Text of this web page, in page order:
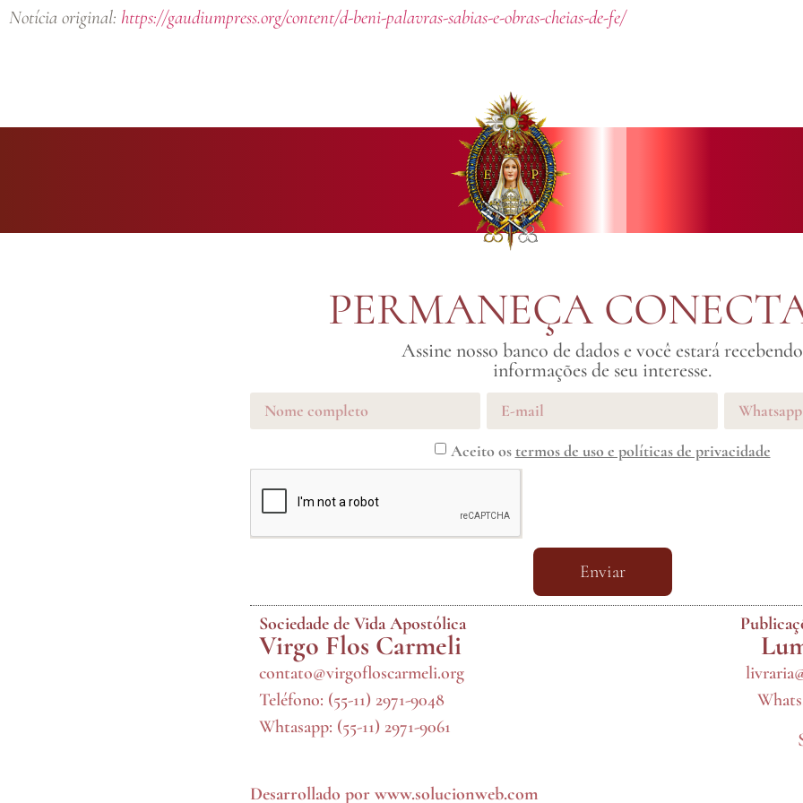
Notícia original: https://gaudiumpress.org/content/d-beni-palavras-sabias-e-obras-cheias-de-fe/
PERMANEÇA
Assine nosso banco de dados e você estará recebendo
informações de seu interesse.
Aceito ostermos de uso e políticas de privacidade
Enviar
Sociedade de Vida Apostólica
Virgo Flos Carmeli
contato@virgofloscarmeli.org
Teléfono: (55-11) 2971-9048
Whtasapp: (55-11) 2971-9061
Desarrollado por www.solucionweb.com